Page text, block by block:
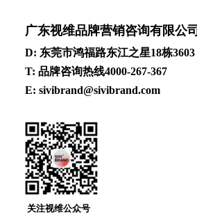
⼴东视维品牌营销咨询有限公司
D: 东莞市鸿福路东江之星18栋3603
T: 品牌咨询热线4000-267-367
E: sivibrand@sivibrand.com
关注视维公众号